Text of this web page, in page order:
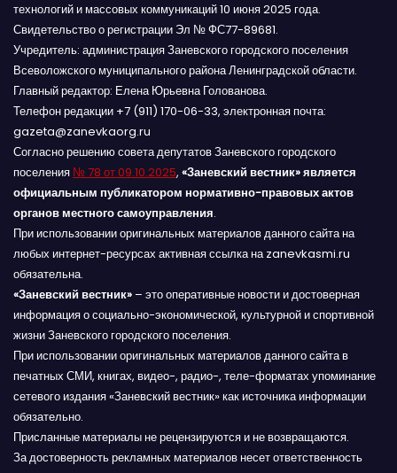
технологий и массовых коммуникаций 10 июня 2025 года.
Свидетельство о регистрации Эл № ФС77-89681.
Учредитель: администрация Заневского городского поселения
Всеволожского муниципального района Ленинградской области.
Главный редактор: Елена Юрьевна Голованова.
Телефон редакции +7 (911) 170-06-33, электронная почта:
gazeta@zanevkaorg.ru
Согласно решению совета депутатов Заневского городского
поселения № 78 от 09.10.2025, «Заневский вестник» является
официальным публикатором нормативно-правовых актов
органов местного самоуправления.
При использовании оригинальных материалов данного сайта на
любых интернет-ресурсах активная ссылка на zanevkasmi.ru
обязательна.
«Заневский вестник» – это оперативные новости и достоверная
информация о социально-экономической, культурной и спортивной
жизни Заневского городского поселения.
При использовании оригинальных материалов данного сайта в
печатных СМИ, книгах, видео-, радио-, теле-форматах упоминание
сетевого издания «Заневский вестник» как источника информации
обязательно.
Присланные материалы не рецензируются и не возвращаются.
За достоверность рекламных материалов несет ответственность